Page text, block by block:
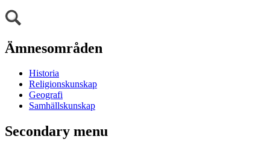
Ämnesområden
Historia
Religionskunskap
Geografi
Samhällskunskap
Secondary menu